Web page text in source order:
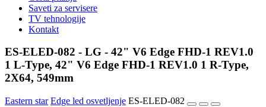
Saveti za servisere
TV tehnologije
Kontakt
ES-ELED-082 - LG - 42" V6 Edge FHD-1 REV1.0
1 L-Type, 42" V6 Edge FHD-1 REV1.0 1 R-Type,
2X64, 549mm
Eastern star Edge led osvetljenje ES-ELED-082